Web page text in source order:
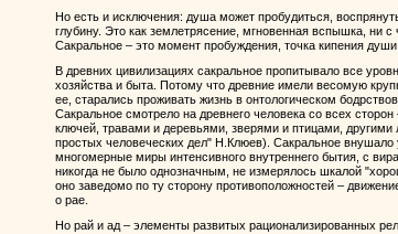
Но есть и исключения: душа может пробудиться,
глубину. Это как землетрясение, мгновенная вспышка, ни
Сакральное – это момент пробуждения, точка кипения души.
В древних цивилизациях сакральное пропитывало все
хозяйства и быта. Потому что древние имели весомую
ее, старались проживать жизнь в онтологическом
Сакральное смотрело на древнего человека со всех
ключей, травами и деревьями, зверями и птицами,
простых человеческих дел" Н.Клюев). Сакральное внушало
многомерные миры интенсивного внутреннего бытия, с
никогда не было однозначным, не измерялось шкалой
оно заведомо по ту сторону противоположностей –
о рае.
Но рай и ад – элементы развитых рационализированных